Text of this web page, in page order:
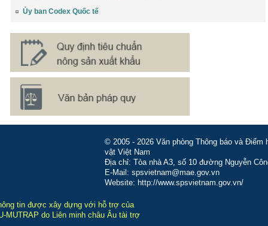
Ủy ban Codex Quốc tế
© 2005 - 2026 Văn phòng Thông báo và
vật Việt Nam
Địa chỉ: Tòa nhà A3, số 10 đường Nguyễn
E-Mail: spsvietnam@mae.gov.vn
Website: http://www.spsvietnam.gov.vn/
tin được xây dựng với hỗ trợ của
MUTRAP do Liên minh châu Âu tài trợ